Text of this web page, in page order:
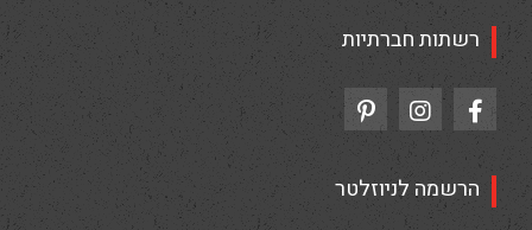
רשתות חברתיות
הרשמה לניוזלטר